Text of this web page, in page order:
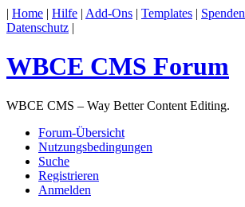
| Home | Hilfe | Add-Ons | Templates | Spenden
Datenschutz |
WBCE CMS Forum
WBCE CMS – Way Better Content Editing.
Forum-Übersicht
Nutzungsbedingungen
Suche
Registrieren
Anmelden